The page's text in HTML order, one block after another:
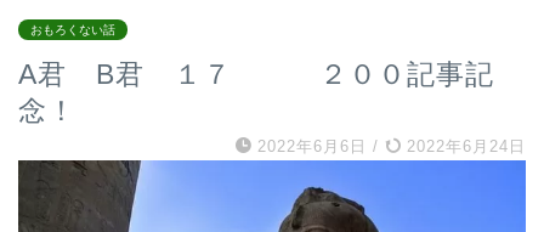
おもろくない話
A君 B君 １７ ２００記事記
念！
2022年6月6日 / 2022年6月24日